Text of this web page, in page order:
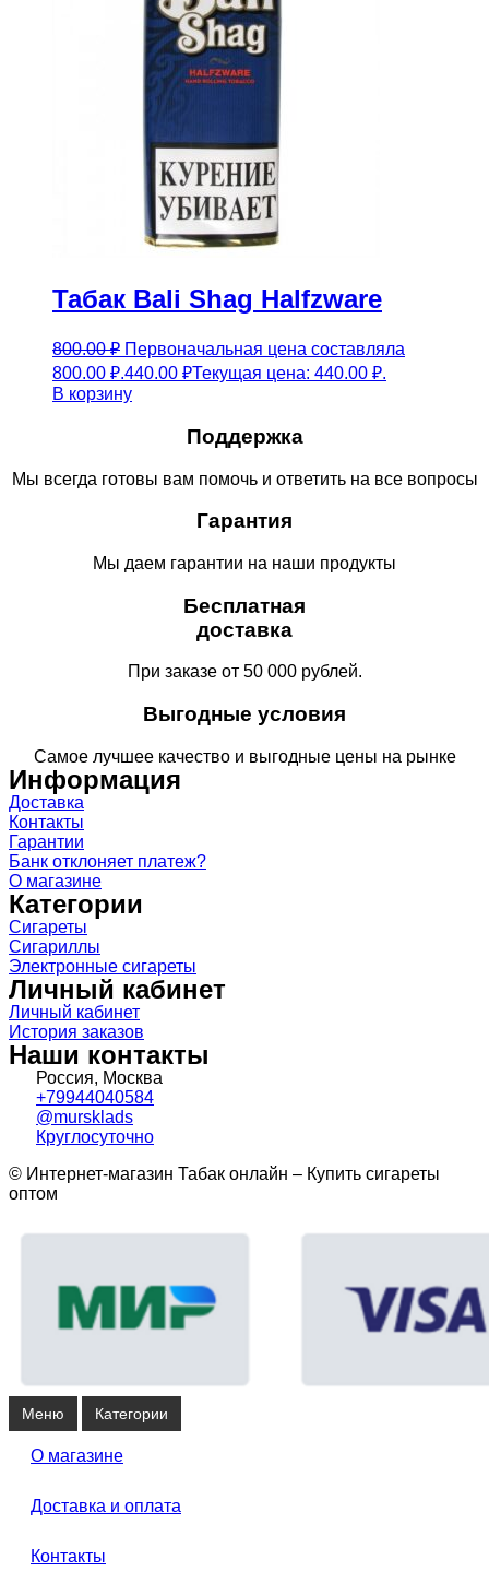
Табак Bali Shag Halfzware
800.00₽ Первоначальная цена составляла
800.00 ₽.440.00 ₽Текущая цена: 440.00 ₽.
В корзину
Поддержка
Мы всегда готовы вам помочь и ответить на все вопросы
Гарантия
Мы даем гарантии на наши продукты
Бесплатная
доставка
При заказе от 50 000 рублей.
Выгодные условия
Самое лучшее качество и выгодные цены на рынке
Информация
Доставка
Контакты
Гарантии
Банк отклоняет платеж?
О магазине
Категории
Сигареты
Сигариллы
Электронные сигареты
Личный кабинет
Личный кабинет
История заказов
Наши контакты
Россия, Москва
+79944040584
@mursklads
Круглосуточно
© Интернет-магазин Табак онлайн – Купить сигареты
оптом
Меню Категории
О магазине
Доставка и оплата
Контакты